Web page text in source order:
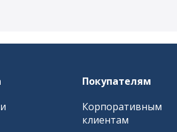
Покупателям
Корпоративным
клиентам